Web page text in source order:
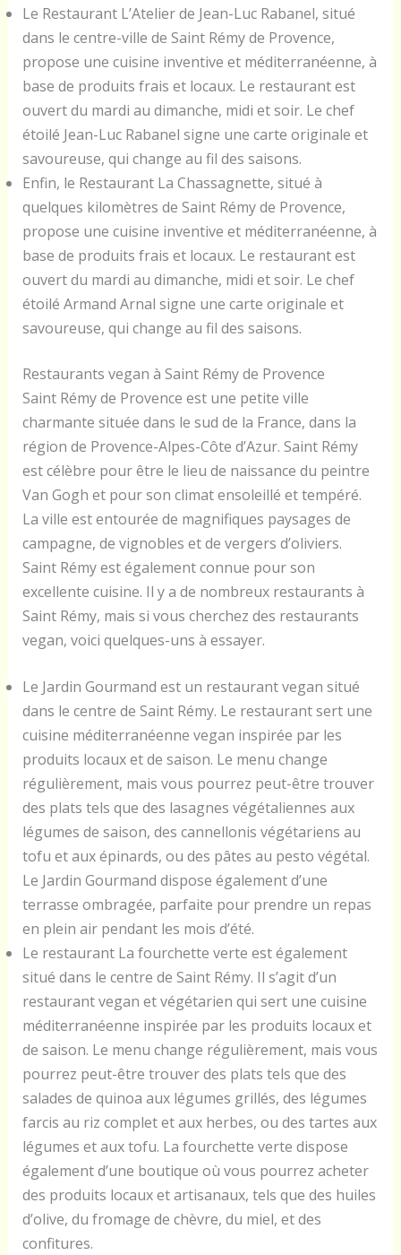
Le Restaurant L’Atelier de Jean-Luc Rabanel, situé
dans le centre-ville de Saint Rémy de Provence,
propose une cuisine inventive et méditerranéenne, à
base de produits frais et locaux. Le restaurant est
ouvert du mardi au dimanche, midi et soir. Le chef
étoilé Jean-Luc Rabanel signe une carte originale et
savoureuse, qui change au fil des saisons.
Enfin, le Restaurant La Chassagnette, situé à
quelques kilomètres de Saint Rémy de Provence,
propose une cuisine inventive et méditerranéenne, à
base de produits frais et locaux. Le restaurant est
ouvert du mardi au dimanche, midi et soir. Le chef
étoilé Armand Arnal signe une carte originale et
savoureuse, qui change au fil des saisons.
Restaurants vegan à Saint Rémy de Provence
Saint Rémy de Provence est une petite ville
charmante située dans le sud de la France, dans la
région de Provence-Alpes-Côte d’Azur. Saint Rémy
est célèbre pour être le lieu de naissance du peintre
Van Gogh et pour son climat ensoleillé et tempéré.
La ville est entourée de magnifiques paysages de
campagne, de vignobles et de vergers d’oliviers.
Saint Rémy est également connue pour son
excellente cuisine. Il y a de nombreux restaurants à
Saint Rémy, mais si vous cherchez des restaurants
vegan, voici quelques-uns à essayer.
Le Jardin Gourmand est un restaurant vegan situé
dans le centre de Saint Rémy. Le restaurant sert une
cuisine méditerranéenne vegan inspirée par les
produits locaux et de saison. Le menu change
régulièrement, mais vous pourrez peut-être trouver
des plats tels que des lasagnes végétaliennes aux
légumes de saison, des cannellonis végétariens au
tofu et aux épinards, ou des pâtes au pesto végétal.
Le Jardin Gourmand dispose également d’une
terrasse ombragée, parfaite pour prendre un repas
en plein air pendant les mois d’été.
Le restaurant La fourchette verte est également
situé dans le centre de Saint Rémy. Il s’agit d’un
restaurant vegan et végétarien qui sert une cuisine
méditerranéenne inspirée par les produits locaux et
de saison. Le menu change régulièrement, mais vous
pourrez peut-être trouver des plats tels que des
salades de quinoa aux légumes grillés, des légumes
farcis au riz complet et aux herbes, ou des tartes aux
légumes et aux tofu. La fourchette verte dispose
également d’une boutique où vous pourrez acheter
des produits locaux et artisanaux, tels que des huiles
d’olive, du fromage de chèvre, du miel, et des
confitures.